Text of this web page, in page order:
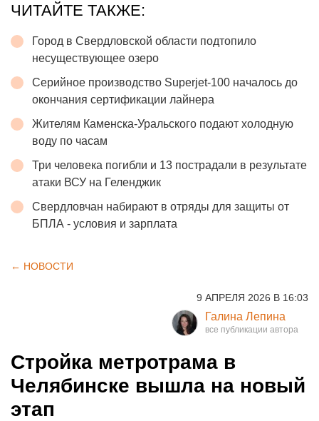
ЧИТАЙТЕ ТАКЖЕ:
Город в Свердловской области подтопило
несуществующее озеро
Серийное производство Superjet-100 началось до
окончания сертификации лайнера
Жителям Каменска-Уральского подают холодную
воду по часам
Три человека погибли и 13 пострадали в результате
атаки ВСУ на Геленджик
Свердловчан набирают в отряды для защиты от
БПЛА - условия и зарплата
← НОВОСТИ
9 АПРЕЛЯ 2026 В 16:03
Галина Лепина
Стройка метротрама в
Челябинске вышла на новый
этап